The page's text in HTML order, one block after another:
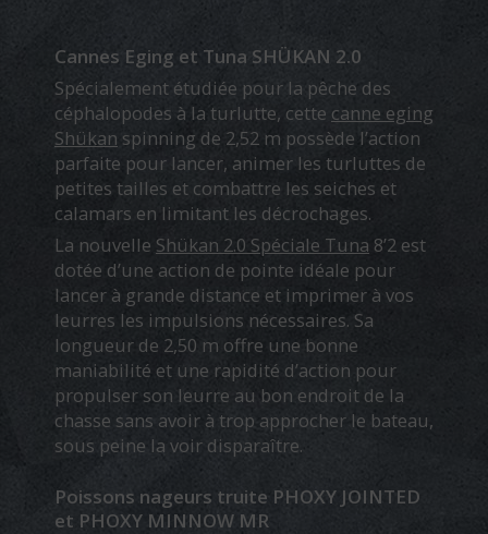
Cannes Eging et Tuna SHÜKAN 2.0
Spécialement étudiée pour la pêche des
céphalopodes à la turlutte, cette canne eging
Shükan spinning de 2,52 m possède l’action
parfaite pour lancer, animer les turluttes de
petites tailles et combattre les seiches et
calamars en limitant les décrochages.
La nouvelle Shükan 2.0 Spéciale Tuna 8’2 est
dotée d’une action de pointe idéale pour
lancer à grande distance et imprimer à vos
leurres les impulsions nécessaires. Sa
longueur de 2,50 m offre une bonne
maniabilité et une rapidité d’action pour
propulser son leurre au bon endroit de la
chasse sans avoir à trop approcher le bateau,
sous peine la voir disparaître.
Poissons nageurs truite PHOXY JOINTED
et PHOXY MINNOW MR